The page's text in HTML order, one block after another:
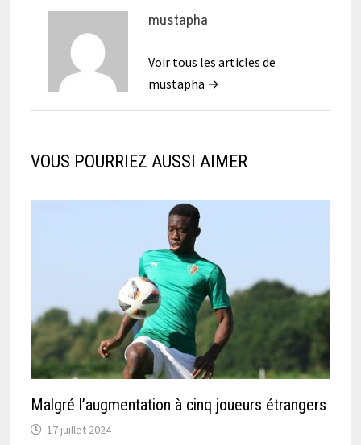
mustapha
Voir tous les articles de
mustapha →
VOUS POURRIEZ AUSSI AIMER
Malgré l’augmentation à cinq joueurs étrangers
17 juillet 2024